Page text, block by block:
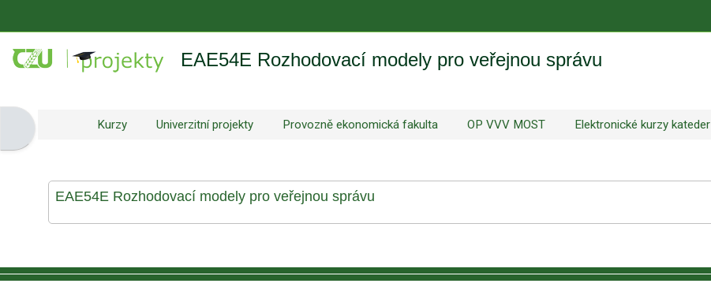
EAE54E Rozhodovací modely pro veřejnou správu
Otevřít panel blokuKurzy Univerzitní projekty Provozně ekonomická fakulta OP VVV MOST Elektronické kurzy kateder
EAE54E Rozhodovací modely pro veřejnou správu